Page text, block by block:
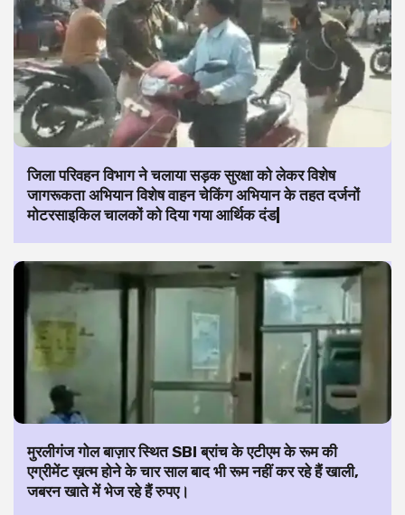
जिला परिवहन विभाग ने चलाया सड़क सुरक्षा को लेकर विशेष
जागरूकता अभियान विशेष वाहन चेकिंग अभियान के तहत दर्जनों
मोटरसाइकिल चालकों को दिया गया आर्थिक दंड|
मुरलीगंज गोल बाज़ार स्थित SBI ब्रांच के एटीएम के रूम की
एग्रीमेंट ख़त्म होने के चार साल बाद भी रूम नहीं कर रहे हैं खाली,
जबरन खाते में भेज रहे हैं रुपए।